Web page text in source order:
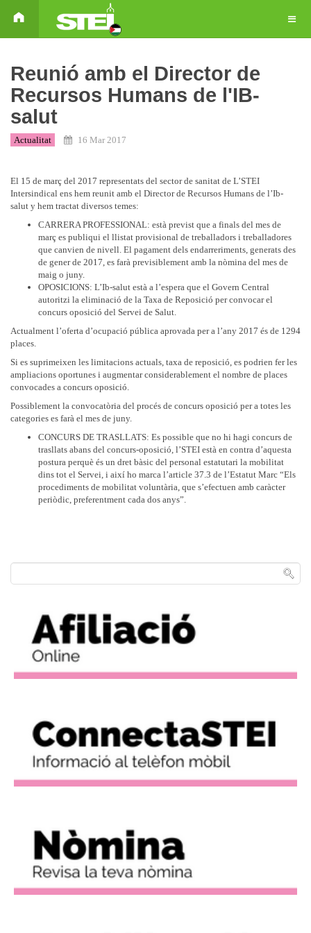
Reunió amb el Director de
Recursos Humans de l'IB-
salut
Actualitat 16 Mar 2017
El 15 de març del 2017 representats del sector de sanitat de L’STEI
Intersindical ens hem reunit amb el Director de Recursos Humans de l’Ib-
salut y hem tractat diversos temes:
CARRERA PROFESSIONAL: està previst que a finals del mes de
març es publiqui el llistat provisional de treballadors i treballadores
que canvien de nivell. El pagament dels endarreriments, generats des
de gener de 2017, es farà previsiblement amb la nòmina del mes de
maig o juny.
OPOSICIONS: L’Ib-salut està a l’espera que el Govern Central
autoritzi la eliminació de la Taxa de Reposició per convocar el
concurs oposició del Servei de Salut.
Actualment l’oferta d’ocupació pública aprovada per a l’any 2017 és de 1294
places.
Si es suprimeixen les limitacions actuals, taxa de reposició, es podrien fer les
ampliacions oportunes i augmentar considerablement el nombre de places
convocades a concurs oposició.
Possiblement la convocatòria del procés de concurs oposició per a totes les
categories es farà el mes de juny.
CONCURS DE TRASLLATS: Es possible que no hi hagi concurs de
trasllats abans del concurs-oposició, l’STEI està en contra d’aquesta
postura perquè és un dret bàsic del personal estatutari la mobilitat
dins tot el Servei, i així ho marca l’article 37.3 de l’Estatut Marc “Els
procediments de mobilitat voluntària, que s’efectuen amb caràcter
periòdic, preferentment cada dos anys”.